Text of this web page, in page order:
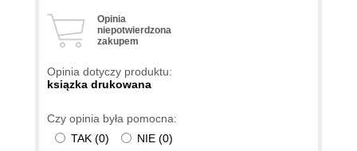
Opinia
niepotwierdzona
zakupem
Opinia dotyczy produktu:
ksiązka drukowana
Czy opinia była pomocna:
TAK (0) NIE (0)